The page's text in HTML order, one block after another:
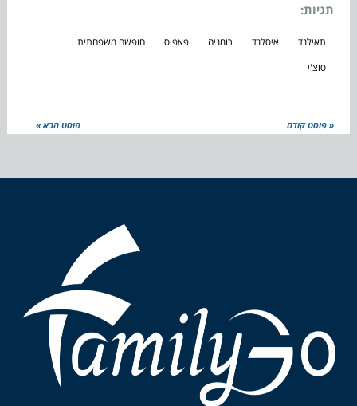
תגיות:
תאילנד איסלנד רומניה פאפוס
חופשה משפחתית
סוצ'י
« פוסט קודם פוסט הבא »